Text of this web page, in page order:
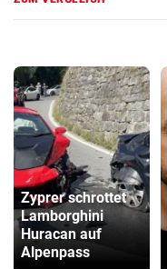
Zyprer schrottet
Lamborghini
Huracan auf
Alpenpass